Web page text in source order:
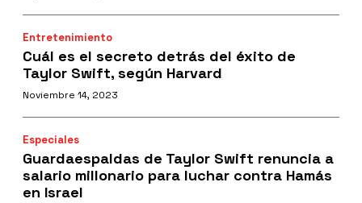
Entretenimiento
Cuál es el secreto detrás del éxito de
Taylor Swift, según Harvard
Noviembre 14, 2023
Especiales
Guardaespaldas de Taylor Swift renuncia a
salario millonario para luchar contra Hamás
en Israel